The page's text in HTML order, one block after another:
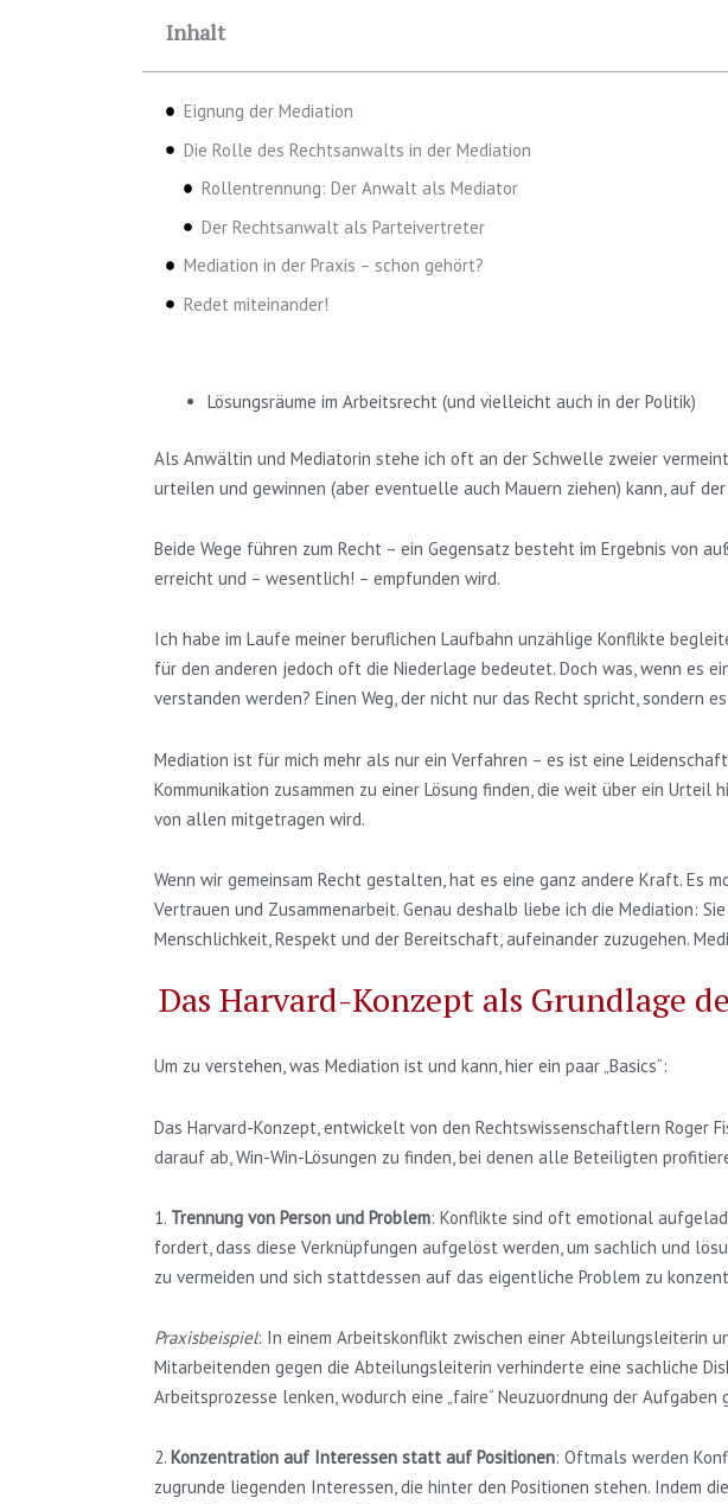
Inhalt
Eignung der Mediation
Die Rolle des Rechtsanwalts in der Mediation
Rollentrennung: Der Anwalt als Mediator
Der Rechtsanwalt als Parteivertreter
Mediation in der Praxis – schon gehört?
Redet miteinander!
Lösungsräume im Arbeitsrecht (und vielleicht auch in der Politik)
Als Anwältin und Mediatorin stehe ich oft an der Schwelle zweier
urteilen und gewinnen (aber eventuelle auch Mauern ziehen) kann, auf
Beide Wege führen zum Recht – ein Gegensatz besteht im Ergebnis von
erreicht und – wesentlich! – empfunden wird.
Ich habe im Laufe meiner beruflichen Laufbahn unzählige Konflikte
für den anderen jedoch oft die Niederlage bedeutet. Doch was, wenn es
verstanden werden? Einen Weg, der nicht nur das Recht spricht, sondern
Mediation ist für mich mehr als nur ein Verfahren – es ist eine
Kommunikation zusammen zu einer Lösung finden, die weit über ein
von allen mitgetragen wird.
Wenn wir gemeinsam Recht gestalten, hat es eine ganz andere Kraft. Es
Vertrauen und Zusammenarbeit. Genau deshalb liebe ich die Mediation:
Menschlichkeit, Respekt und der Bereitschaft, aufeinander zuzugehen.
Das Harvard-Konzept als Grundlage
Um zu verstehen, was Mediation ist und kann, hier ein paar „Basics“:
Das Harvard-Konzept, entwickelt von den Rechtswissenschaftlern Roger
darauf ab, Win-Win-Lösungen zu finden, bei denen alle Beteiligten
1. Trennung von Person und Problem: Konflikte sind oft emotional
fordert, dass diese Verknüpfungen aufgelöst werden, um sachlich und
zu vermeiden und sich stattdessen auf das eigentliche Problem zu
Praxisbeispiel: In einem Arbeitskonflikt zwischen einer Abteilungsleiterin
Mitarbeitenden gegen die Abteilungsleiterin verhinderte eine sachliche
Arbeitsprozesse lenken, wodurch eine „faire“ Neuzuordnung der
2. Konzentration auf Interessen statt auf Positionen: Oftmals werden
zugrunde liegenden Interessen, die hinter den Positionen stehen. Indem